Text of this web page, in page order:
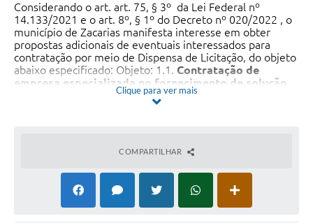
Considerando o art. art. 75, § 3º da Lei Federal nº
14.133/2021 e o art. 8º, § 1º do Decreto nº 020/2022 , o
município de Zacarias manifesta interesse em obter
propostas adicionais de eventuais interessados para
contratação por meio de Dispensa de Licitação, do objeto
abaixo especificado: Objeto: 1.1. Contratação de
empresa especializada no fornecimento de solução
educacional digital para a rede municipal de
.
preenchida, assinada e carimbada, até o dia 03 de
MARÇO de 2026, as 17h, no Setor de Licitações , sito à
Rua Castro Alves, 637, Zacarias-SP, ou no e-mail:
licitacao@zacarias.sp.gov.br.
Clique para ver mais
COMPARTILHAR